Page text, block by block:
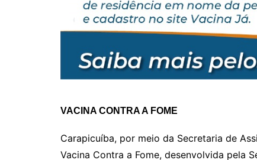
VACINA CONTRA A FOME
Carapicuíba, por meio da Secretaria de
Vacina Contra a Fome, desenvolvida pela